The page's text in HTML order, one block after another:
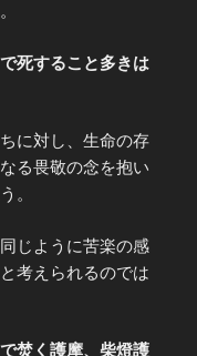
死すること多きは
に対し、生命の存
る畏敬の念を抱い
。
じように苦楽の感
考えられるのでは
焚く護摩、柴燈護